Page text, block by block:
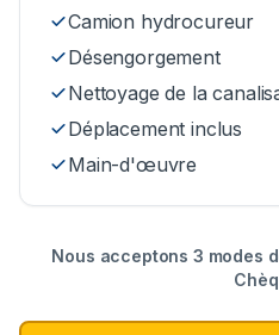
Camion hydrocureur
Désengorgement
Nettoyage de la
Déplacement inclus
Main-d'œuvre
Nous acceptons 3 modes